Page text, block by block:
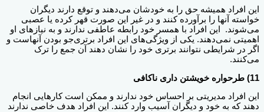
این افراد همیشه حق را به خودشان می‌دهند و توقع دارند دیگران
خواسته آنها را برآورده کنند و در غیر این صورت قهر کرده یا عصبی
می‌شوند. این افراد با همسر خود رابطه عاطفی ندارند و به نیازهای او
اهمیتی نمی‌دهند. یکی از ویژگی‌های این افراد برتری‌جو بودن آنهاست و
اگر در شرایطی نتوانند برتری خود را نشان دهند آن جمع را ترک
می‌کنند.
11) طرحواره خویشتن داری ناکافی
این افراد مدیریتی بر احساس خود ندارند و ممکن است کارهایی انجام
دهند که به خود و دیگران آسیب وارد کنند. این افراد هدف خاصی ندارند